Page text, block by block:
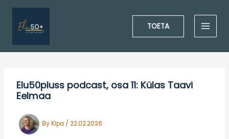
Skip
content
TOETA
Elu50pluss podcast, osa 11: Külas Taavi
Eelmaa
ByKipa / 22.02.2026